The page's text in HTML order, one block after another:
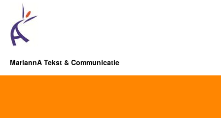
MariannA Tekst & Communicatie